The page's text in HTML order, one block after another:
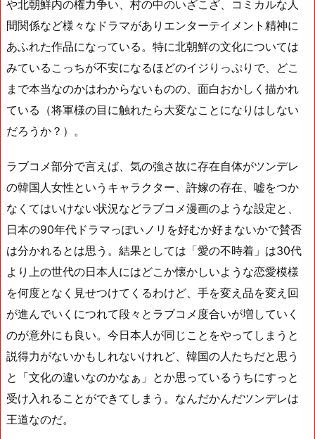
や北朝鮮内の権力争い、村の中のいざこざ、コミカルな人
間関係など様々なドラマがありエンターテイメント精神に
あふれた作品になっている。特に北朝鮮の文化については
みているこっちが不安になるほどのイジりっぷりで、どこ
まで本当なのかはわからないものの、面白おかしく描かれ
ている（将軍様の目に触れたら大変なことになりはしない
だろうか？）。
ラブコメ部分で言えば、気の強さ故に存在自体がツンデレ
の韓国人女性というキャラクター、許嫁の存在、嘘をつか
なくてはいけない状況などラブコメ漫画のような設定と、
日本の90年代ドラマっぽいノリを好むか好まないかで賛否
は分かれるとは思う。結果としては「愛の不時着」は30代
より上の世代の日本人にはどこか懐かしいような恋愛模様
を何度となく見せつけてくるわけど、手を変え品を変え回
が進んでいくにつれて段々とラブコメ度合いが増していく
のが意外にも良い。今日本人が同じことをやってしまうと
説得力がないかもしれないけれど、韓国の人たちだと思う
と「文化の違いなのかなぁ」とか思っているうちにすっと
受け入れることができてしまう。なんだかんだツンデレは
王道なのだ。